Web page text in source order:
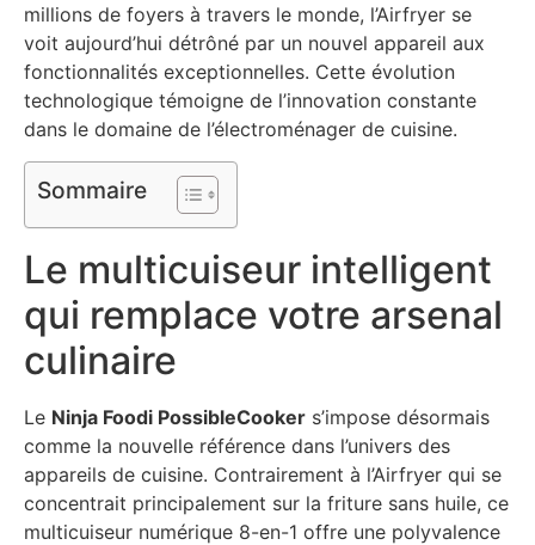
millions de foyers à travers le monde, l’Airfryer se
voit aujourd’hui détrôné par un nouvel appareil aux
fonctionnalités exceptionnelles. Cette évolution
technologique témoigne de l’innovation constante
dans le domaine de l’électroménager de cuisine.
Sommaire
Le multicuiseur intelligent
qui remplace votre arsenal
culinaire
Le Ninja Foodi PossibleCooker s’impose désormais
comme la nouvelle référence dans l’univers des
appareils de cuisine. Contrairement à l’Airfryer qui se
concentrait principalement sur la friture sans huile, ce
multicuiseur numérique 8-en-1 offre une polyvalence